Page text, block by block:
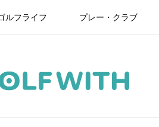
ルフライフ プレー・クラブ